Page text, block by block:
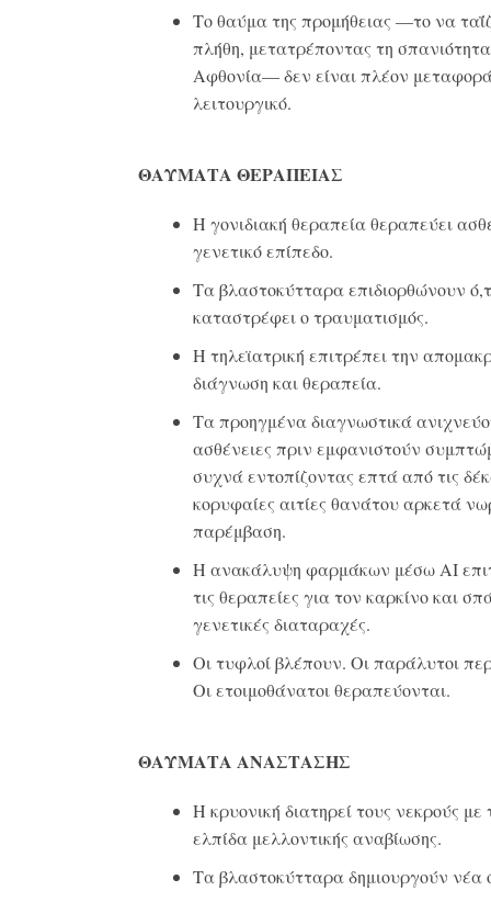
Το θαύμα της προμήθειας —το να
πλήθη, μετατρέποντας τη
Αφθονία— δεν είναι πλέον
λειτουργικό.
ΘΑΥΜΑΤΑ ΘΕΡΑΠΕΙΑΣ
Η γονιδιακή θεραπεία θεραπεύει
γενετικό επίπεδο.
Τα βλαστοκύτταρα επιδιορθώνουν
καταστρέφει ο τραυματισμός.
Η τηλεϊατρική επιτρέπει την
διάγνωση και θεραπεία.
Τα προηγμένα διαγνωστικά
ασθένειες πριν εμφανιστούν
συχνά εντοπίζοντας επτά από τις
κορυφαίες αιτίες θανάτου αρκετά
παρέμβαση.
Η ανακάλυψη φαρμάκων μέσω AI
τις θεραπείες για τον καρκίνο και
γενετικές διαταραχές.
Οι τυφλοί βλέπουν. Οι παράλυτοι
Οι ετοιμοθάνατοι θεραπεύονται.
ΘΑΥΜΑΤΑ ΑΝΑΣΤΑΣΗΣ
Η κρυονική διατηρεί τους νεκρούς με
ελπίδα μελλοντικής αναβίωσης.
Τα βλαστοκύτταρα δημιουργούν νέα